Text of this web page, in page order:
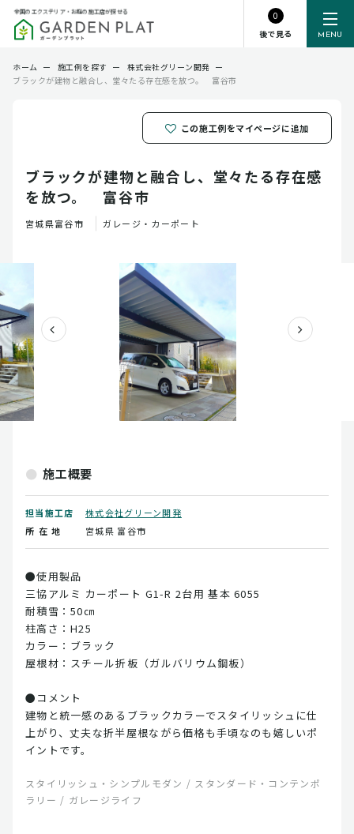
MENU
全国のエクステリア・お庭の施工店が探せる
0
後で見る
ホーム ー 施工例を探す ー 株式会社グリーン開発 ー
ブラックが建物と融合し、堂々たる存在感を放つ。 富谷市
この施工例をマイページに追加
ブラックが建物と融合し、堂々たる存在感
を放つ。 富谷市
宮城県富谷市 ガレージ・カーポート
施工概要
担当施工店
株式会社グリーン開発
所 在 地
宮城県 富谷市
●使用製品
三協アルミ カーポート G1-R 2台用 基本 6055
耐積雪：50㎝
柱高さ：H25
カラー：ブラック
屋根材：スチール折板（ガルバリウム鋼板）
●コメント
建物と統一感のあるブラックカラーでスタイリッシュに仕
上がり、丈夫な折半屋根ながら価格も手頃なのも嬉しいポ
イントです。
スタイリッシュ・シンプルモダン / スタンダード・コンテンポ
ラリー / ガレージライフ